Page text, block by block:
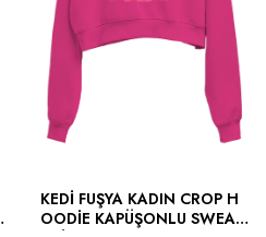
KEDI FUŞYA KADIN CROP H
OODIE KAPÜŞONLU SWEAT